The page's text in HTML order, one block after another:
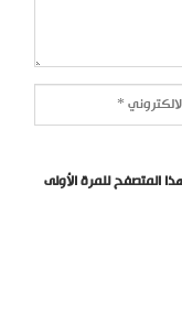
المتصفح للمرة الأولى